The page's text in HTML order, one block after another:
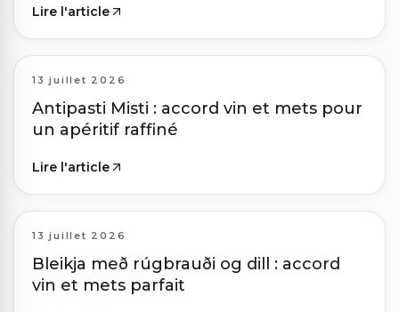
Lire l'article
13 juillet 2026
Antipasti Misti : accord vin et mets pour
un apéritif raffiné
Lire l'article
13 juillet 2026
Bleikja með rúgbrauði og dill : accord
vin et mets parfait